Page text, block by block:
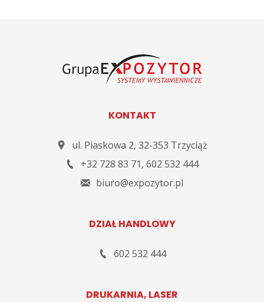
KONTAKT
ul. Piaskowa 2, 32-353 Trzyciąż
+32 728 83 71, 602 532 444
biuro@expozytor.pl
DZIAŁ HANDLOWY
602 532 444
DRUKARNIA, LASER